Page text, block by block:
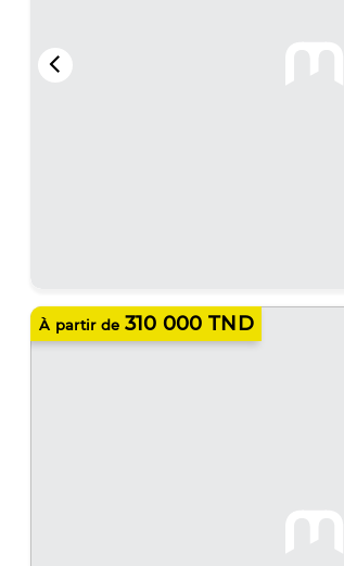
À partir de 310 000 TND